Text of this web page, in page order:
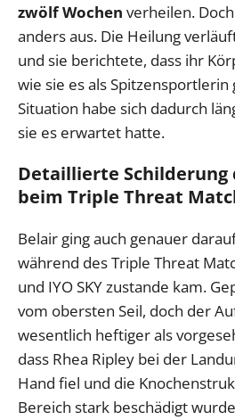
zwölf Wochen verheilen.
anders aus. Die Heilung
und sie berichtete, dass ihr
wie sie es als Spitzensportlerin
Situation habe sich dadurch
sie es erwartet hatte.
Detaillierte Schilderung
beim Triple Threat
Belair ging auch genauer
während des Triple Threat
und IYO SKY zustande kam.
vom obersten Seil, doch der
wesentlich heftiger als
dass Rhea Ripley bei der
Hand fiel und die
Bereich stark beschädigt